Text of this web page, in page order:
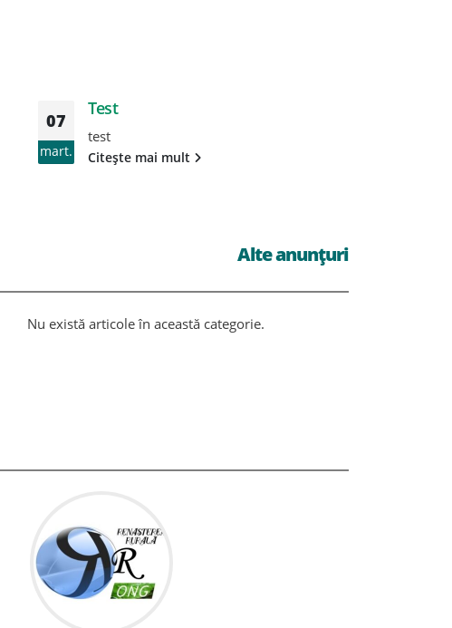
07
mart.
Test
test
Citește mai mult
Alte anunțuri
Nu există articole în această categorie.